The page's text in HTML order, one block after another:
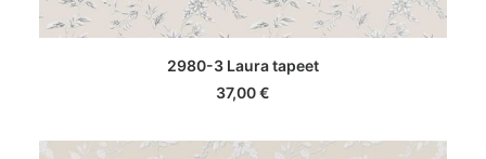
LISA KORVI
2980-3 Laura tapeet
37,00€